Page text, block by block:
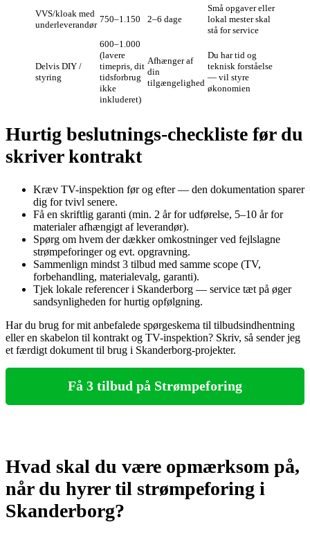
VVS/kloak med
underleverandør
750–1.150 2–6 dage
Små opgaver eller
lokal mester skal
stå for service
Delvis DIY /
styring
600–1.000
(lavere
timepris, dit
tidsforbrug
ikke
inkluderet)
Afhænger af
din
tilgængelighed
Du har tid og
teknisk forståelse
— vil styre
økonomien
Hurtig beslutnings-checkliste før du
skriver kontrakt
Kræv TV-inspektion før og efter — den dokumentation sparer
dig for tvivl senere.
Få en skriftlig garanti (min. 2 år for udførelse, 5–10 år for
materialer afhængigt af leverandør).
Spørg om hvem der dækker omkostninger ved fejlslagne
strømpeforinger og evt. opgravning.
Sammenlign mindst 3 tilbud med samme scope (TV,
forbehandling, materialevalg, garanti).
Tjek lokale referencer i Skanderborg — service tæt på øger
sandsynligheden for hurtig opfølgning.
Har du brug for mit anbefalede spørgeskema til tilbudsindhentning
eller en skabelon til kontrakt og TV-inspektion? Skriv, så sender jeg
et færdigt dokument til brug i Skanderborg‑projekter.
Få 3 tilbud på Strømpeforing
Hvad skal du være opmærksom på,
når du hyrer til strømpeforing i
Skanderborg?